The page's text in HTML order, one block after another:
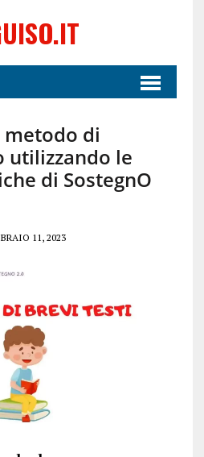
di
utilizzando le
di SostegnO
11, 2023